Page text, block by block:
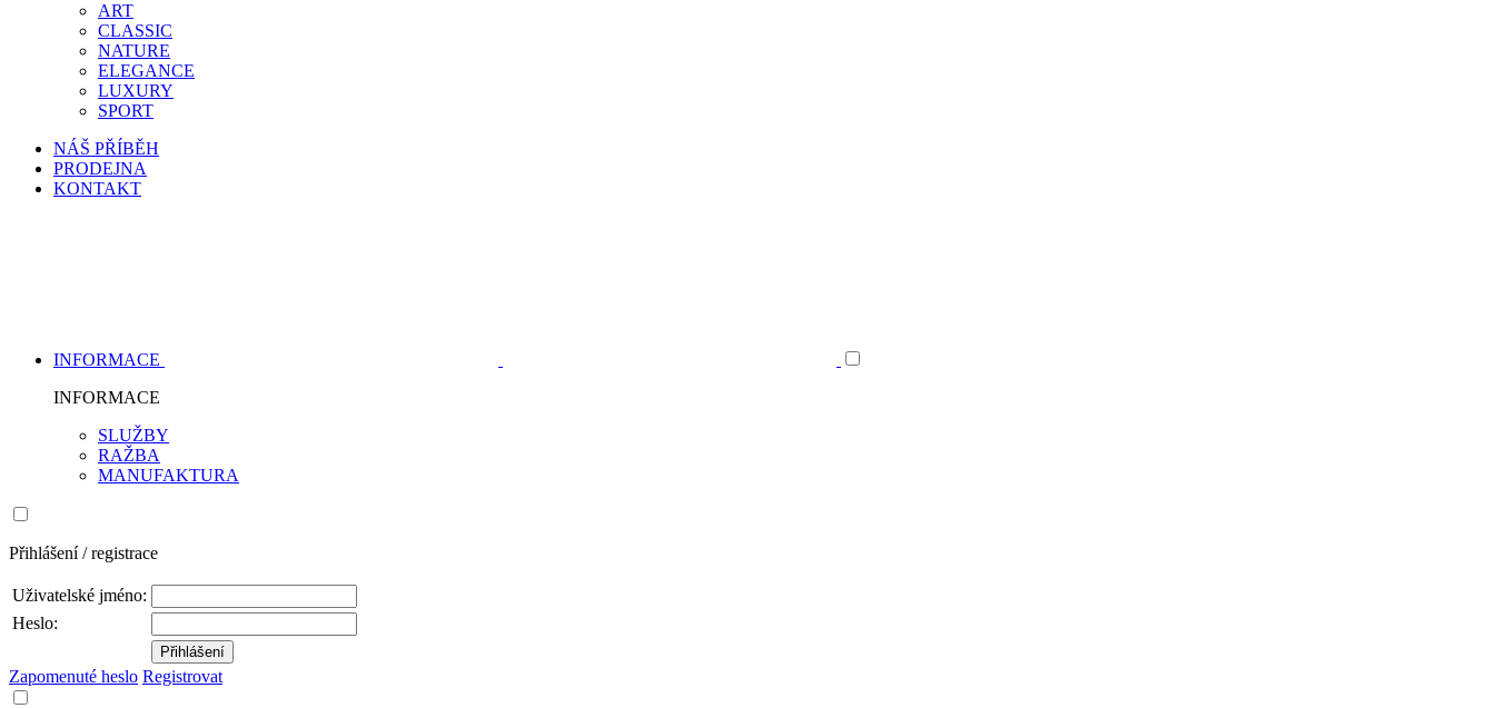
ART
CLASSIC
NATURE
ELEGANCE
LUXURY
SPORT
NÁŠ PŘÍBĚH
PRODEJNA
KONTAKT
INFORMACE
INFORMACE
SLUŽBY
RAŽBA
MANUFAKTURA
Přihlášení / registrace
Uživatelské jméno:
Heslo:
Zapomenuté heslo Registrovat